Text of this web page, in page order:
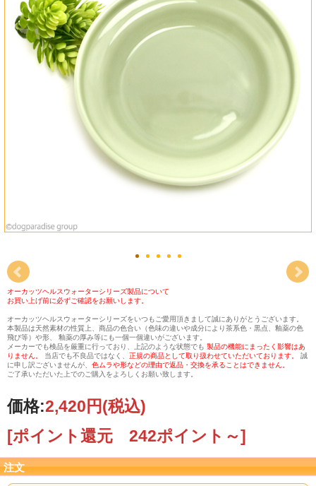
オーカッツヘルスウォーターシリーズ製品について
お買い上げ前に必ずご確認をお願いします。
オーカッツヘルスウォーターシリーズをいつもご愛用頂きまして誠にありがとうございます。
本製品は天然素材の性質上、商品の色合い（色味の違いや成分により茶系色・黒点、釉薬の色
飛び等）や形、 釉薬の厚み等にも一個一個違いがございます。
メーカーでも検品を厳重に行っており、上記のような状態でも 製品の機能にまったく影響はあ
りません。
当店でも不良品ではなく、 正規の商品として取り扱わせていただいております。
誠
に申し訳ございませんが、 色ムラや形などの理由で返品・交換を承ることはできません。
ご了承いただいた上でのご購入をよろしくお願い致します。
価格:2,420円(税込)
[ポイント還元 242ポイント～]
注文